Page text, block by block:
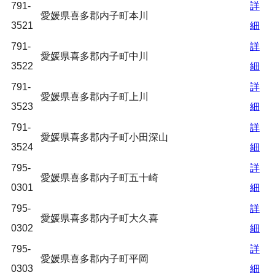
791-
3521
愛媛県喜多郡内子町本川
詳
細
791-
3522
愛媛県喜多郡内子町中川
詳
細
791-
3523
愛媛県喜多郡内子町上川
詳
細
791-
3524
愛媛県喜多郡内子町小田深山
詳
細
795-
0301
愛媛県喜多郡内子町五十崎
詳
細
795-
0302
愛媛県喜多郡内子町大久喜
詳
細
795-
0303
愛媛県喜多郡内子町平岡
詳
細